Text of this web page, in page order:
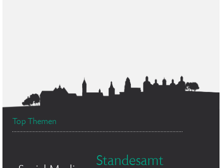
Top Themen
Standesamt